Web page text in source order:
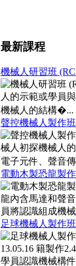
最新課程
機械人研習班
人的示範或學員
機械人的結構�...
聲控機械人製作
械人初探機械人
電子元件、聲音
電動木製恐龍製
龍內含馬達和聲
員將認識組成機
足球機械人製作
13.05.16 籍製作
學員認識機械構